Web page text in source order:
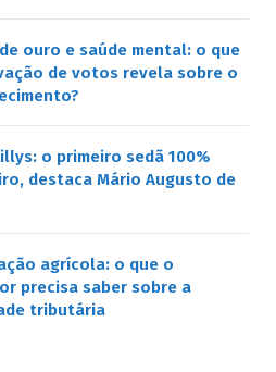
ouro e saúde mental: o que
de votos revela sobre o
o primeiro sedã 100%
destaca Mário Augusto de
agrícola: o que o
precisa saber sobre a
tributária